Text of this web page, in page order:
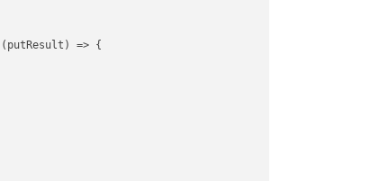
( putResult ) => {